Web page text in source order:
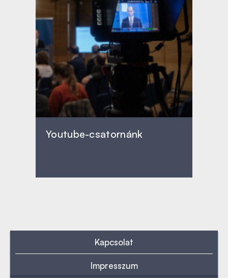
Youtube-csatornánk
Kapcsolat
Impresszum